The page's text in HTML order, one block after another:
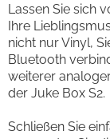
Lassen Sie sich
Ihre
nicht nur Vinyl,
Bluetooth
weiterer
der Juke Box S2.
Schließen Sie